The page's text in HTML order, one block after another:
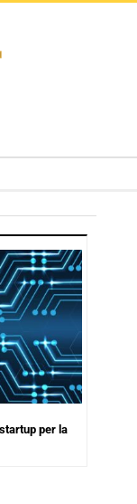
per la